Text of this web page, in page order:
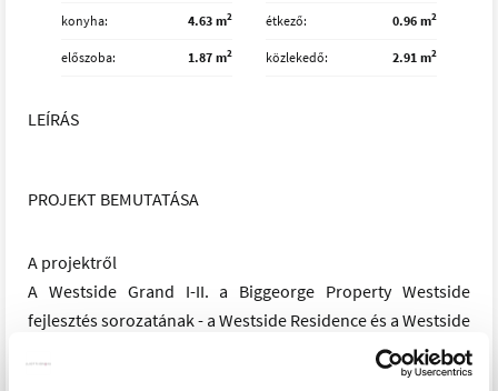
konyha 4.63 m2 étkező 0.96 m2
előszoba 1.87 m2 közlekedő 2.91 m2
LEÍRÁS
PROJEKT BEMUTATÁSA
A projektről
A Westside Grand I-II. a Biggeorge Property Westside
fejlesztés sorozatának - a Westside Residence és a Westside